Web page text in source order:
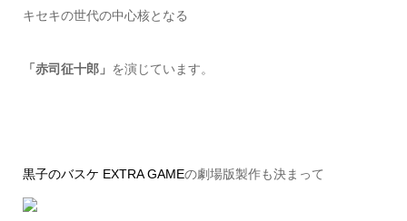
キセキの世代の中心核となる
「赤司征十郎」 を演じています。
黒子のバスケ EXTRA GAMEの劇場版製作も決まって